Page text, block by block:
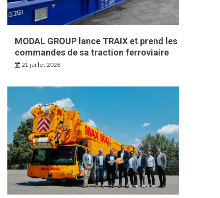
MODAL GROUP lance TRAIX et prend les
commandes de sa traction ferroviaire
21 juillet 2026